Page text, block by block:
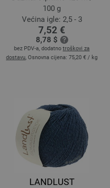
100 g
Većina igle: 2,5 - 3
7,52 €
8,78 $
bez PDV-a, dodatno troškovi za
dostavu, Osnovna cijena: 75,20 € / kg
LANDLUST